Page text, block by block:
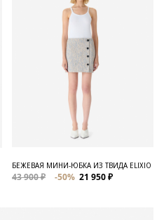
БЕЖЕВАЯ МИНИ-ЮБКА ИЗ ТВИДА ELIXIO
43 900 ₽ -50% 21 950 ₽